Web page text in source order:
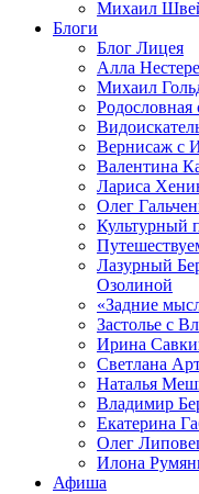
Михаил
Блоги
Блог Лицея
Алла
Михаил
Вернисаж с
Валентина
Лариса
Олег
Культурный
Лазурный
Озолиной
«Задние
Застолье с
Ирина
Светлана
Наталья
Владимир
Екатерина
Олег
Илона
Афиша